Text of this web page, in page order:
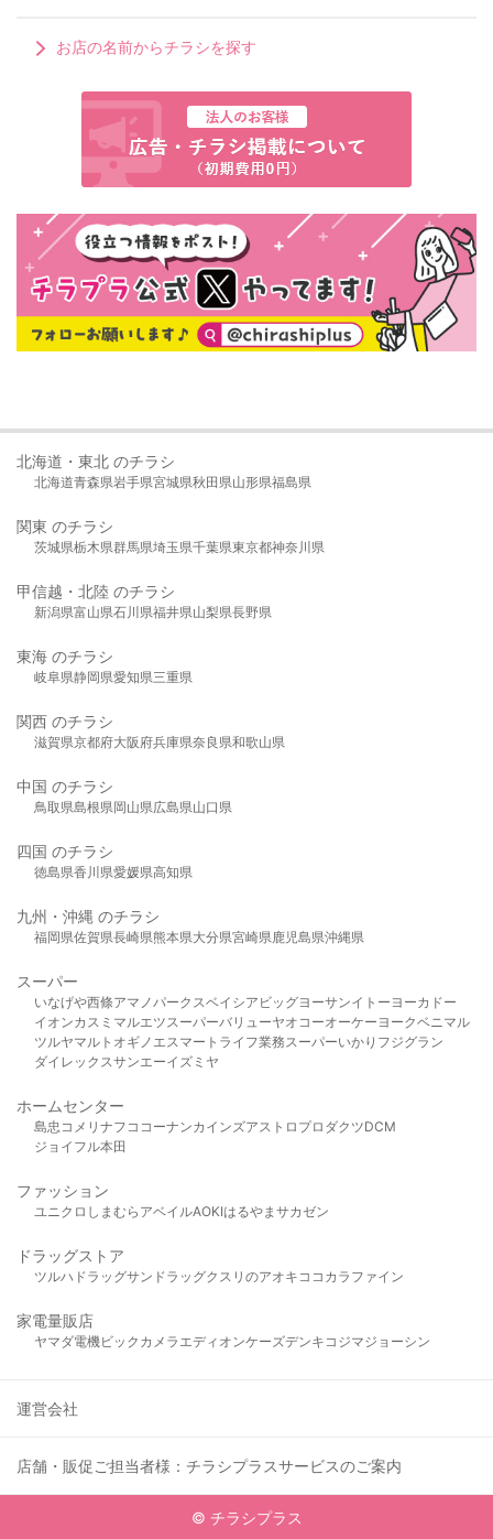
お店の名前からチラシを探す
北海道・東北 のチラシ
北海道青森県岩手県宮城県秋田県山形県福島県
関東 のチラシ
茨城県栃木県群馬県埼玉県千葉県東京都神奈川県
甲信越・北陸 のチラシ
新潟県富山県石川県福井県山梨県長野県
東海 のチラシ
岐阜県静岡県愛知県三重県
関西 のチラシ
滋賀県京都府大阪府兵庫県奈良県和歌山県
中国 のチラシ
鳥取県島根県岡山県広島県山口県
四国 のチラシ
徳島県香川県愛媛県高知県
九州・沖縄 のチラシ
福岡県佐賀県長崎県熊本県大分県宮崎県鹿児島県沖縄県
スーパー
いなげや西條アマノパークスベイシア ビッグヨーサンイトーヨーカドー
イオンカスミ マルエツスーパーバリューヤオコーオーケー ヨークベニマル
ツルヤマルト オギノ エスマート ライフ業務スーパーいかり フジグラン
ダイレックスサンエーイズミヤ
ホームセンター
島忠 コメリ ナフコ コーナンカインズアストロプロダクツDCM
ジョイフル本田
ファッション
ユニクロ しまむら アベイルAOKIはるやま サカゼン
ドラッグストア
ツルハドラッグサンドラッグクスリのアオキ ココカラファイン
家電量販店
ヤマダ電機ビックカメラ エディオンケーズデンキ コジマジョーシン
運営会社
店舗・販促ご担当者様：チラシプラスサービスのご案内
© チラシプラス